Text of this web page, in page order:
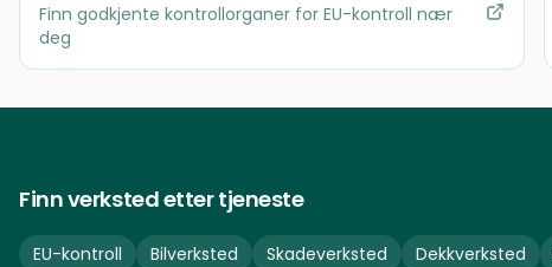
Finn godkjente kontrollorganer for EU-kontroll nær
deg
Finn verksted etter tjeneste
EU-kontroll Bilverksted Skadeverksted Dekkverksted